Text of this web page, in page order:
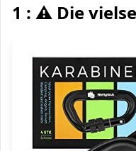
1 : ⚠️ Die